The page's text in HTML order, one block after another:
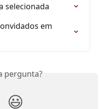
selecionada
em
pergunta?
😃